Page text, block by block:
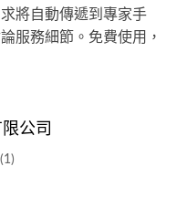
將自動傳遞到專家手
服務細節。免費使用，
公司
(1)